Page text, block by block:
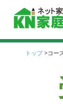
トップ>コー